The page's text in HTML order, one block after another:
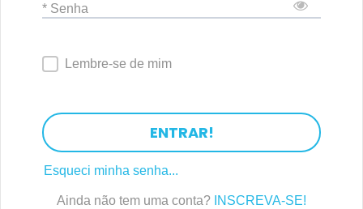
* Senha
Lembre-se de mim
ENTRAR!
Esqueci minha senha...
Ainda não tem uma conta? INSCREVA-SE!